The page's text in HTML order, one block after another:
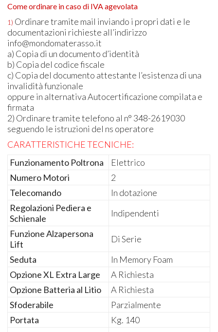
Come ordinare in caso di IVAagevolata
1) Ordinare tramite mail inviando i propri dati e le
documentazioni richieste all’indirizzo
info@mondomaterasso.it
a) Copia di un documento d’identità
b) Copia del codice fiscale
c) Copia del documento attestante l’esistenza di una
invalidità funzionale
oppure in alternativa Autocertificazione compilata e
firmata
2) Ordinare tramite telefono al n° 348-2619030
seguendo le istruzioni del ns operatore
CARATTERISTICHE TECNICHE:
Funzionamento Poltrona
Elettrico
Numero Motori
2
Telecomando
In dotazione
Regolazioni Pediera e
Schienale
Indipendenti
Funzione Alzapersona
Lift
Di Serie
Seduta
In Memory Foam
Opzione XL Extra Large
A Richiesta
Opzione Batteria al Litio
A Richiesta
Sfoderabile
Parzialmente
Portata
Kg. 140